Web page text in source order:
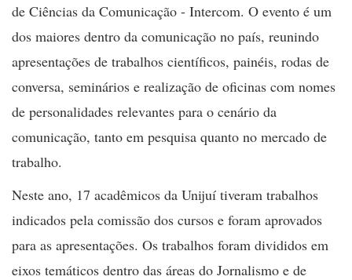
de Ciências da Comunicação - Intercom. O evento é um
dos maiores dentro da comunicação no país, reunindo
apresentações de trabalhos científicos, painéis, rodas de
conversa, seminários e realização de oficinas com nomes
de personalidades relevantes para o cenário da
comunicação, tanto em pesquisa quanto no mercado de
trabalho.
Neste ano, 17 acadêmicos da Unijuí tiveram trabalhos
indicados pela comissão dos cursos e foram aprovados
para as apresentações. Os trabalhos foram divididos em
eixos temáticos dentro das áreas do Jornalismo e de